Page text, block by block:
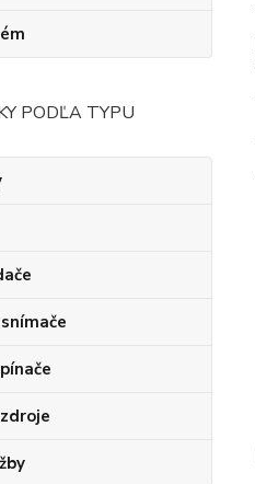
PODĽA TYPU